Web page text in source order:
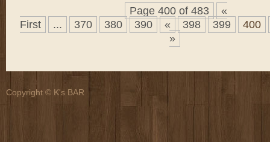
Page 400 of 483
«
First
... 370 380 390 « 398 399
400
»
Copyright © K's BAR